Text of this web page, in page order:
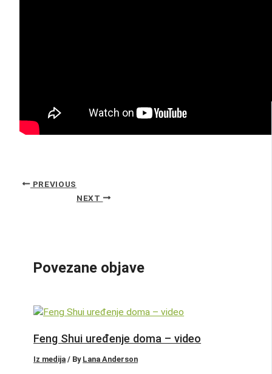
PREVIOUS
NEXT
Povezane objave
Feng Shui uređenje doma – video
Iz medija / By Lana Anderson